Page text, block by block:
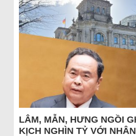
LÂM, MẪN, HƯNG NGỒI
KỊCH NGHÌN TỶ VỚI